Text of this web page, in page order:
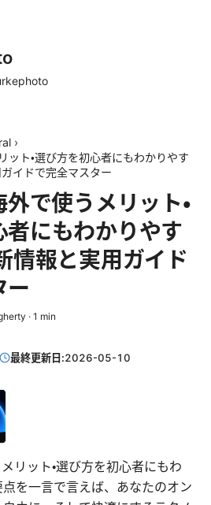
›
ト・選び方を初心者にもわかりやす
イドで完全マスター
で使うメリット・
にもわかりやす
情報と実用ガイド
ー
· 1 min
最終更新日:2026-05-10
リット・選び方を初心者にもわ
を一言で言えば、あなたのオン